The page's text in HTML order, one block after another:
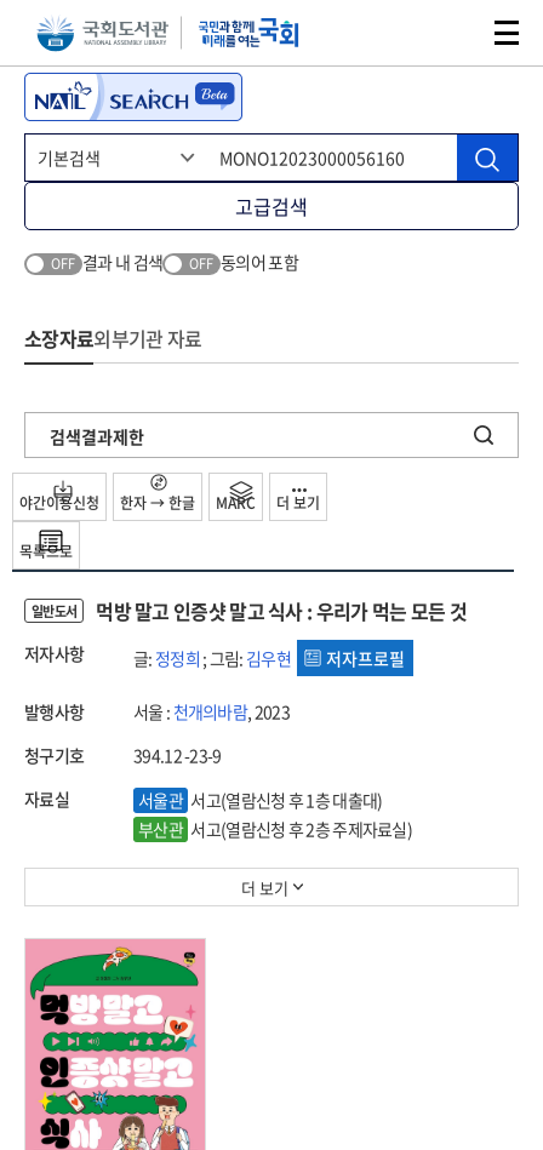
본문 바로가기주메뉴 바로가기
고급검색
OFF 결과 내 검색 OFF 동의어 포함
소장자료외부기관 자료
검색결과제한
목록으로
야간이용신청 한자 → 한글 MARC 더 보기
일반도서 먹방 말고 인증샷 말고 식사 : 우리가 먹는 모든 것
저자사항 글: 정정희 ; 그림: 김우현 저자프로필
발행사항 서울 : 천개의바람, 2023
청구기호
394.12 -23-9
자료실
서울관 서고(열람신청 후 1층 대출대)
부산관 서고(열람신청 후 2층 주제자료실)
더 보기